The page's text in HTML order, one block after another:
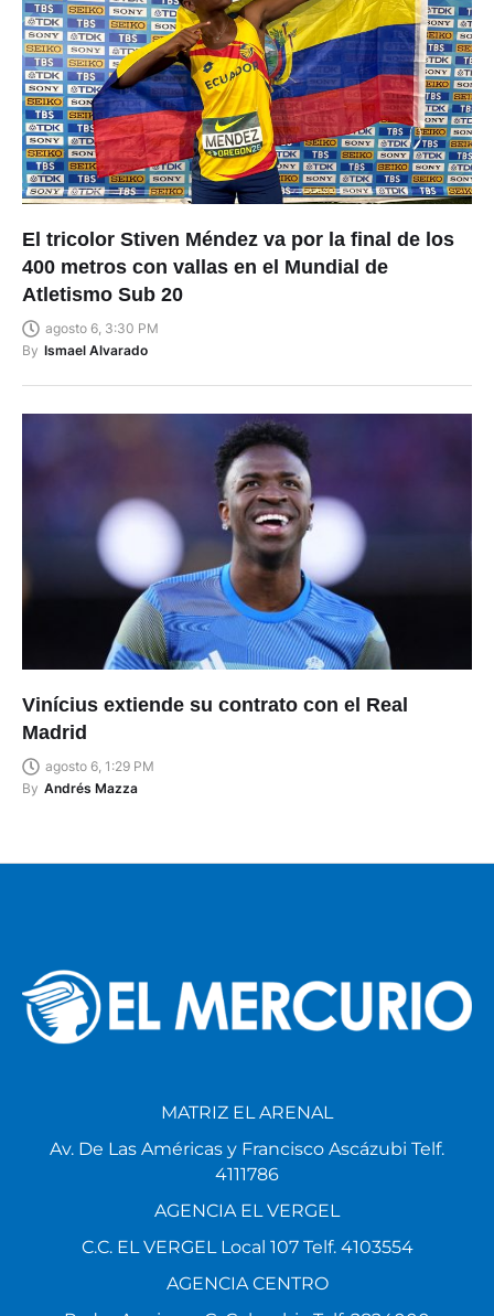
El tricolor Stiven Méndez va por la final de los
400 metros con vallas en el Mundial de
Atletismo Sub 20
agosto 6, 3:30 PM
By Ismael Alvarado
Vinícius extiende su contrato con el Real
Madrid
agosto 6, 1:29 PM
By Andrés Mazza
MATRIZ EL ARENAL
Av. De Las Américas y Francisco Ascázubi Telf.
4111786
AGENCIA EL VERGEL
C.C. EL VERGEL Local 107 Telf. 4103554
AGENCIA CENTRO